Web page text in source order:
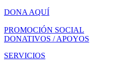
DONA AQUÍ
PROMOCIÓN SOCIAL
DONATIVOS / APOYOS
SERVICIOS